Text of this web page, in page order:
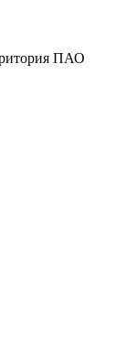
ПАО